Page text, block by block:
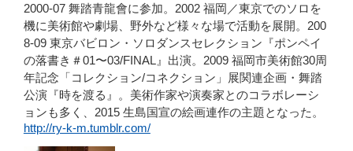
2000-07 舞踏青龍會に参加。2002 福岡／東京でのソロを
機に美術館や劇場、野外など様々な場で活動を展開。200
8-09 東京バビロン・ソロダンスセレクション『ポンペイ
の落書き＃01〜03/FINAL』出演。2009 福岡市美術館30周
年記念「コレクション/コネクション」展関連企画・舞踏
公演『時を渡る』。美術作家や演奏家とのコラボレーシ
ョンも多く、2015 生島国宣の絵画連作の主題となった。
http://ry-k-m.tumblr.com/